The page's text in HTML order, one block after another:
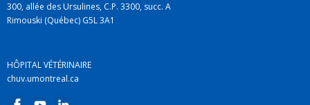
300, allée des Ursulines, C.P. 3300, succ. A
Rimouski (Québec) G5L 3A1
HÔPITAL VÉTÉRINAIRE
chuv.umontreal.ca